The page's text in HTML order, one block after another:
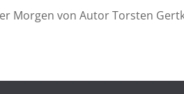
Morgen von Autor Torsten